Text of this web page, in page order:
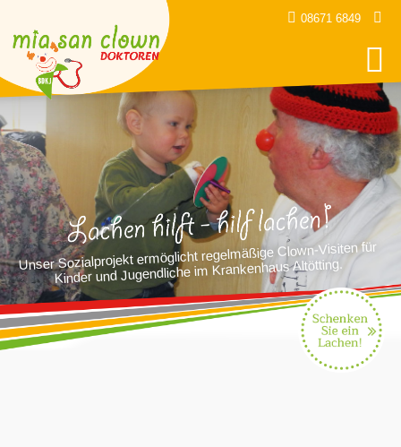
08671 6849
Unser Sozialprojekt ermöglicht regelmäßige Clown-Visiten für
Kinder und Jugendliche im Krankenhaus Altötting.